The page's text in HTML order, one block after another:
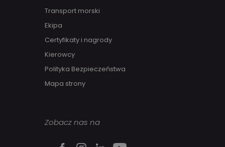
Transport morski
Ekipa
Certyfikaty i nagrody
Kierowcy
Polityka Bezpieczeństwa
Mapa strony
Zobacz nas na